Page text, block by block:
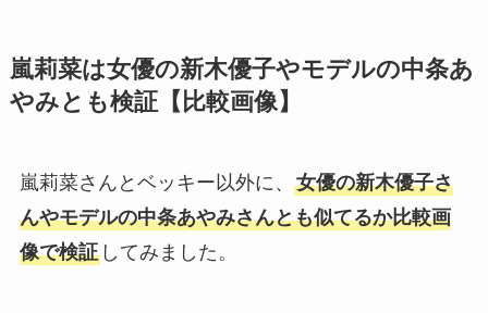
嵐莉菜は女優の新木優子やモデルの中条あ
やみとも検証【比較画像】
嵐莉菜さんとベッキー以外に、 女優の新木優子さ
んやモデルの中条あやみさんとも似てるか比較画
像で検証してみました。